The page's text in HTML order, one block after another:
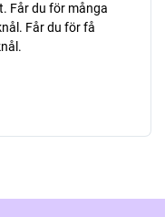
Får du för många
Får du för få